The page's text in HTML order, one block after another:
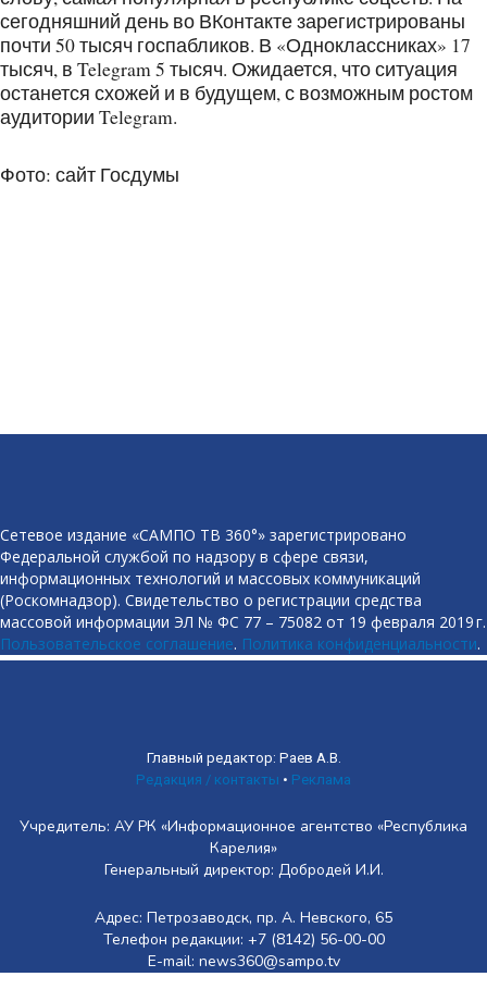
сегодняшний день во ВКонтакте зарегистрированы
почти 50 тысяч госпабликов. В «Одноклассниках» 17
тысяч, в Telegram 5 тысяч. Ожидается, что ситуация
останется схожей и в будущем, с возможным ростом
аудитории Telegram.
Фото: сайт Госдумы
Сетевое издание «САМПО ТВ 360°» зарегистрировано
Федеральной службой по надзору в сфере связи,
информационных технологий и массовых коммуникаций
(Роскомнадзор). Свидетельство о регистрации средства
массовой информации ЭЛ № ФС 77 – 75082 от 19 февраля 2019 г.
Пользовательское соглашение. Политика конфиденциальности.
Главный редактор: Раев А.В.
Редакция / контакты • Реклама
Учредитель: АУ РК «Информационное агентство «Республика
Карелия»
Генеральный директор: Добродей И.И.
Адрес: Петрозаводск, пр. А. Невского, 65
Телефон редакции: +7 (8142) 56-00-00
E-mail: news360@sampo.tv